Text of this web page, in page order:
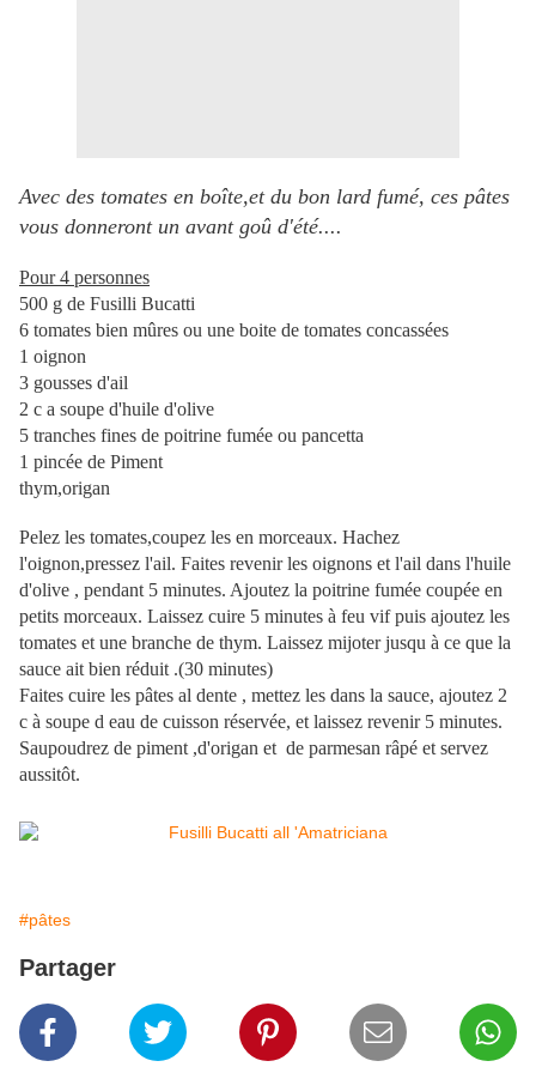
Avec des tomates en boîte,et du bon lard fumé, ces pâtes
vous donneront un avant goû d'été....
Pour 4 personnes
500 g de Fusilli Bucatti
6 tomates bien mûres ou une boite de tomates concassées
1 oignon
3 gousses d'ail
2 c a soupe d'huile d'olive
5 tranches fines de poitrine fumée ou pancetta
1 pincée de Piment
thym,origan
Pelez les tomates,coupez les en morceaux. Hachez
l'oignon,pressez l'ail. Faites revenir les oignons et l'ail dans l'huile
d'olive , pendant 5 minutes. Ajoutez la poitrine fumée coupée en
petits morceaux. Laissez cuire 5 minutes à feu vif puis ajoutez les
tomates et une branche de thym. Laissez mijoter jusqu à ce que la
sauce ait bien réduit .(30 minutes)
Faites cuire les pâtes al dente , mettez les dans la sauce, ajoutez 2
c à soupe d eau de cuisson réservée, et laissez revenir 5 minutes.
Saupoudrez de piment ,d'origan et de parmesan râpé et servez
aussitôt.
#pâtes
Partager